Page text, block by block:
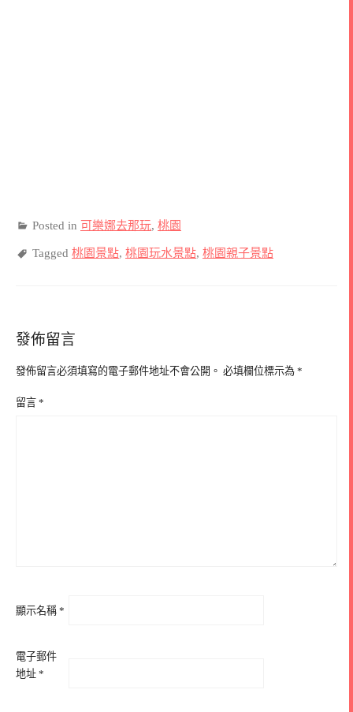
Posted in 可樂娜去那玩, 桃園
Tagged 桃園景點, 桃園玩水景點, 桃園親子景點
發佈留言
發佈留言必須填寫的電子郵件地址不會公開。 必填欄位標示為 *
留言 *
顯示名稱 *
電子郵件
地址 *